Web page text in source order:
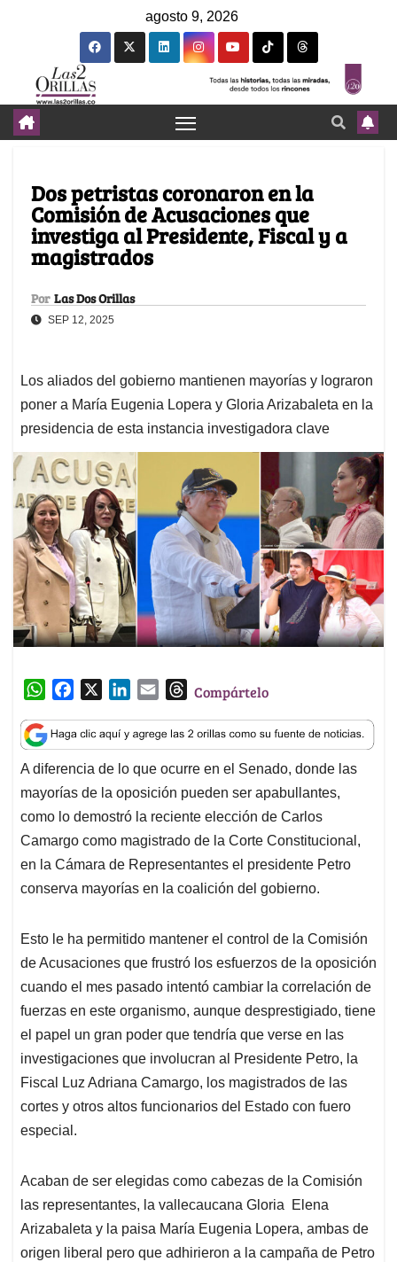
agosto 9, 2026
Dos petristas coronaron en la
Comisión de Acusaciones que
investiga al Presidente, Fiscal y a
magistrados
Por Las Dos Orillas
SEP 12, 2025
Los aliados del gobierno mantienen mayorías y lograron
poner a María Eugenia Lopera y Gloria Arizabaleta en la
presidencia de esta instancia investigadora clave
W
a
t
s
A
p
p
c
e
b
o
o
k
n
k
e
d
I
n
a
i
l
T
r
e
a
d
s
Compártelo
A diferencia de lo que ocurre en el Senado, donde las
mayorías de la oposición pueden ser apabullantes,
como lo demostró la reciente elección de Carlos
Camargo como magistrado de la Corte Constitucional,
en la Cámara de Representantes el presidente Petro
conserva mayorías en la coalición del gobierno.
Esto le ha permitido mantener el control de la Comisión
de Acusaciones que frustró los esfuerzos de la oposición
cuando el mes pasado intentó cambiar la correlación de
fuerzas en este organismo, aunque desprestigiado, tiene
el papel un gran poder que tendría que verse en las
investigaciones que involucran al Presidente Petro, la
Fiscal Luz Adriana Camargo, los magistrados de las
cortes y otros altos funcionarios del Estado con fuero
especial.
Acaban de ser elegidas como cabezas de la Comisión
las representantes, la vallecaucana Gloria Elena
Arizabaleta y la paisa María Eugenia Lopera, ambas de
origen liberal pero que adhirieron a la campaña de Petro